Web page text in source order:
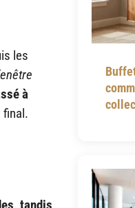
les
à
final.
tandis